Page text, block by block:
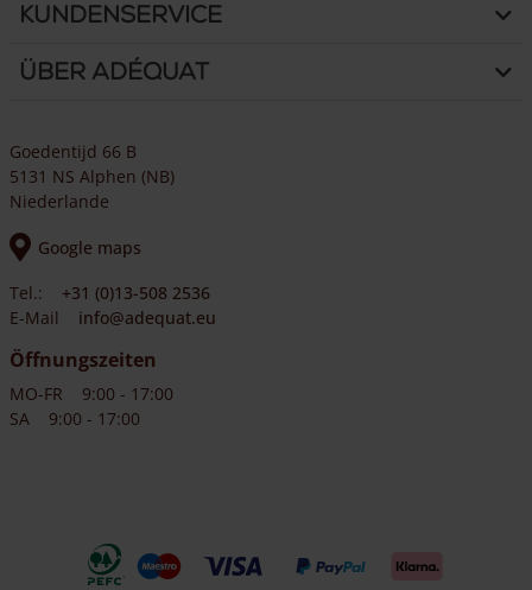
Kundenservice
Über Adéquat
Goedentijd 66 B
5131 NS Alphen (NB)
Niederlande
Google maps
Tel.:
+31 (0)13-508 2536
E-Mail
info@adequat.eu
Öffnungszeiten
MO-FR
9:00 - 17:00
SA
9:00 - 17:00